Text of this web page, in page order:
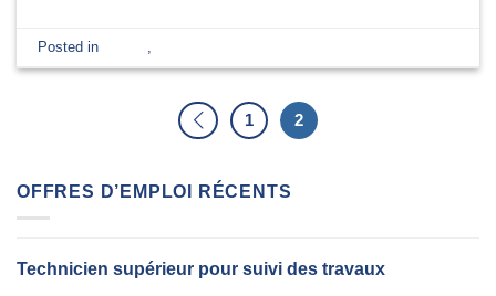
Posted in
1 2
OFFRES D’EMPLOI RÉCENTS
Technicien supérieur pour suivi des travaux